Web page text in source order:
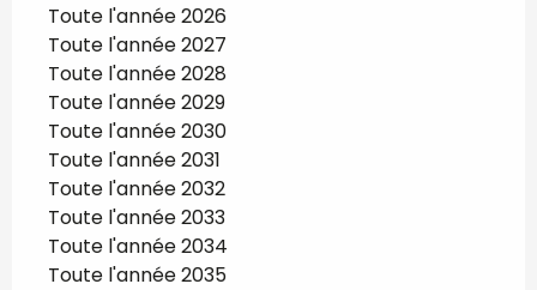
Toute l'année 2026
Toute l'année 2027
Toute l'année 2028
Toute l'année 2029
Toute l'année 2030
Toute l'année 2031
Toute l'année 2032
Toute l'année 2033
Toute l'année 2034
Toute l'année 2035